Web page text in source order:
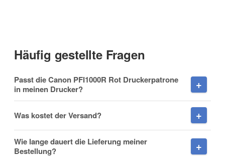
Häufig gestellte Fragen
Passt die Canon PFI1000R Rot Druckerpatrone
in meinen Drucker?
Was kostet der Versand?
Wie lange dauert die Lieferung meiner
Bestellung?